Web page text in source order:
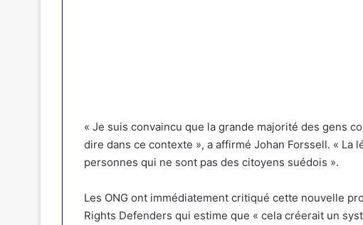
« Je suis convaincu que la grande majorité des gens
dire dans ce contexte », a affirmé Johan Forssell. «
personnes qui ne sont pas des citoyens suédois ».
Les ONG ont immédiatement critiqué cette nouvelle
Rights Defenders qui estime que « cela créerait un